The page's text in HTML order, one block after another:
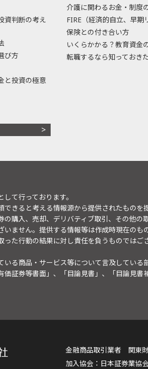
資判断の考え
び方
と投資の極意
介護に関わるお金・制度
FIRE（経済的自立、早期
保険との付き合い方
いくらかかる？教育資金
転職するなら知っておき
て行っております。
できると考える情報源から提供されたもの
購入、売却、デリバティブ取引、その他
ません。提供する情報等は作成時現在の
った行動の結果に対し責任を負うものでは
いる商品・サービス等について言及してい
価証券等書面」、「目論見書」、「目論見
金融商品取引業者 関東
日本証券業協